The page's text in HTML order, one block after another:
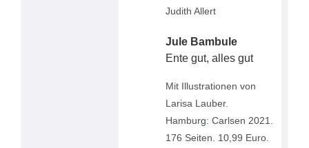
Judith Allert
Jule Bambule
Ente gut, alles gut
Mit Illustrationen von
Larisa Lauber.
Hamburg: Carlsen 2021.
176 Seiten. 10,99 Euro.